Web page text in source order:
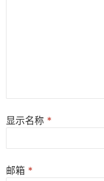
显示名称 *
邮箱 *